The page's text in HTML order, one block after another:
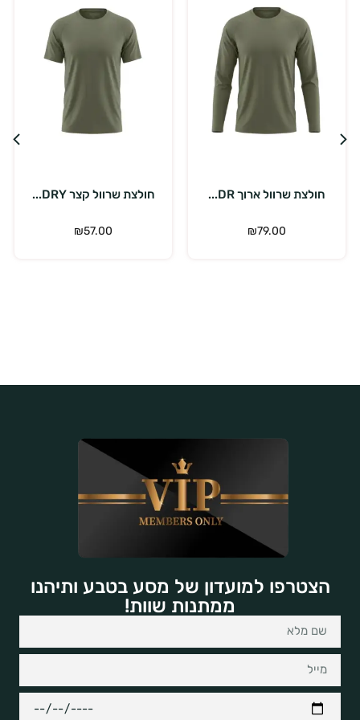
חולצת שרוול ארוך DR...
₪79.00
חולצת שרוול קצר DRY...
₪57.00
הצטרפו למועדון של מסע בטבע ותיהנו
ממתנות שוות!